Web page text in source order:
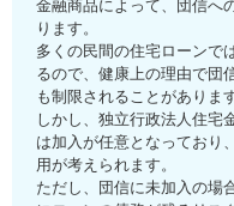
金融商品によって、団信へ
ります。
多くの民間の住宅ローンで
るので、健康上の理由で団
も制限されることがあります
しかし、独立行政法人住宅
は加入が任意となっており
用が考えられます。
ただし、団信に未加入の場